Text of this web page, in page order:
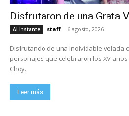
Disfrutaron de una Grata
Al Instante staff - 6 agosto, 2026
Disfrutando de una inolvidable velada
personajes que celebraron los XV
Choy.
Leer más